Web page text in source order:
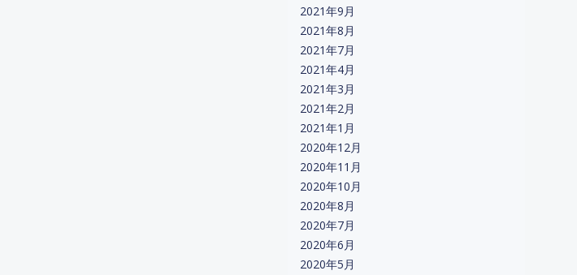
2021年9月
2021年8月
2021年7月
2021年4月
2021年3月
2021年2月
2021年1月
2020年12月
2020年11月
2020年10月
2020年8月
2020年7月
2020年6月
2020年5月